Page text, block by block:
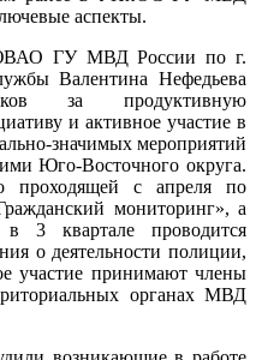
аспекты.
ГУ МВД России по г.
Валентина Нефедьева
за продуктивную
и активное участие в
значимых мероприятий
Юго-Восточного округа.
проходящей с апреля по
мониторинг», а
3 квартале проводится
о деятельности полиции,
участие принимают члены
органах МВД